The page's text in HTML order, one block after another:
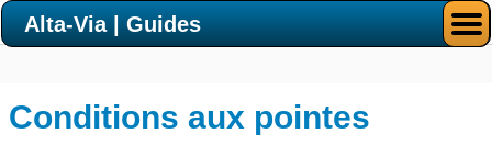
Conditions aux pointes
Alta-Via | Guides